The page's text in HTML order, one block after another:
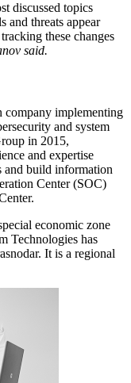
discussed topics
and threats appear
these changes
said.
company implementing
and system
in 2015,
and expertise
build information
Center (SOС)
economic zone
Technologies has
It is a regional